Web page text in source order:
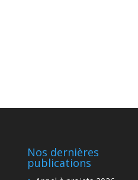
Nos dernières
publications